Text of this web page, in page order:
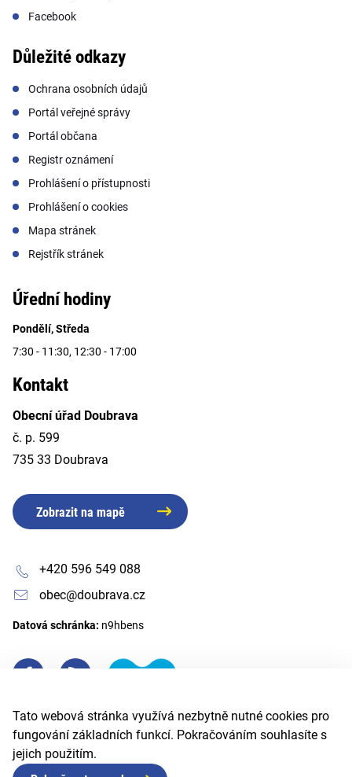
Tato webová stránka využívá nezbytně nutné cookies pro
fungování základních funkcí. Pokračováním souhlasíte s
jejich použitím.
Facebook
Důležité odkazy
Ochrana osobních údajů
Portál veřejné správy
Portál občana
Registr oznámení
Prohlášení o přístupnosti
Prohlášení o cookies
Mapa stránek
Rejstřík stránek
Úřední hodiny
Pondělí, Středa
7:30 - 11:30, 12:30 - 17:00
Kontakt
Obecní úřad Doubrava
č. p. 599
735 33 Doubrava
Zobrazit na mapě
+420 596 549 088
obec@doubrava.cz
Datová schránka: n9hbens